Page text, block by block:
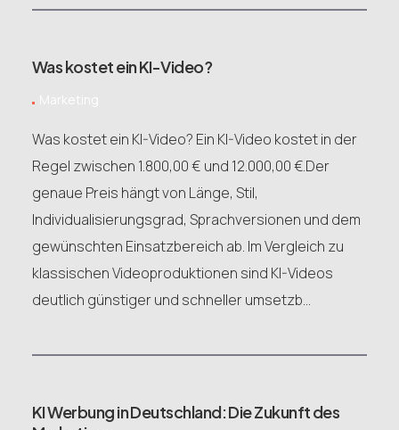
Was kostet ein KI-Video?
Marketing
Was kostet ein KI-Video? Ein KI-Video kostet in der
Regel zwischen 1.800,00 € und 12.000,00 €.Der
genaue Preis hängt von Länge, Stil,
Individualisierungsgrad, Sprachversionen und dem
gewünschten Einsatzbereich ab. Im Vergleich zu
klassischen Videoproduktionen sind KI-Videos
deutlich günstiger und schneller umsetzb...
KI Werbung in Deutschland: Die Zukunft des